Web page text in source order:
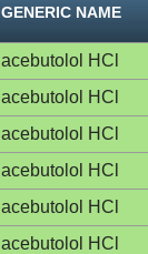
GENERIC NAME
acebutolol HCl
acebutolol HCl
acebutolol HCl
acebutolol HCl
acebutolol HCl
acebutolol HCl